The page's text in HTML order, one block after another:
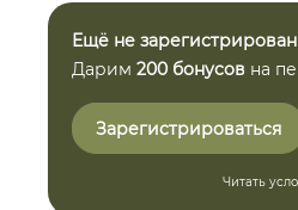
Ещё не
Дарим 200 бонусов на
Зарегистрироваться
Читать